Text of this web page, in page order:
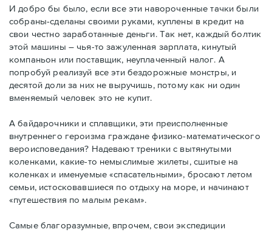
И добро бы было, если все эти навороченные тачки были
собраны-сделаны своими руками, куплены в кредит на
свои честно заработанные деньги. Так нет, каждый болтик
этой машины – чья-то зажуленная зарплата, кинутый
компаньон или поставщик, неуплаченный налог. А
попробуй реализуй все эти бездорожные монстры, и
десятой доли за них не выручишь, потому как ни один
вменяемый человек это не купит.
А байдарочники и сплавщики, эти преисполненные
внутреннего героизма граждане физико-математического
вероисповедания? Надевают треники с вытянутыми
коленками, какие-то немыслимые жилеты, сшитые на
коленках и именуемые «спасательными», бросают летом
семьи, истосковавшиеся по отдыху на море, и начинают
«путешествия по малым рекам».
Самые благоразумные, впрочем, свои экспедиции